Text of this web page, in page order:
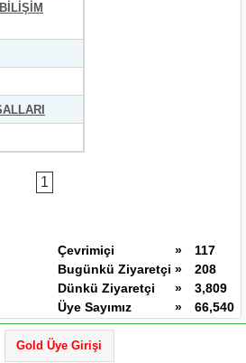
1
Çevrimiçi »
117
Bugünkü Ziyaretçi »
208
Dünkü Ziyaretçi
»
3,809
Üye Sayımız
» 66,540
Gold Üye Girişi